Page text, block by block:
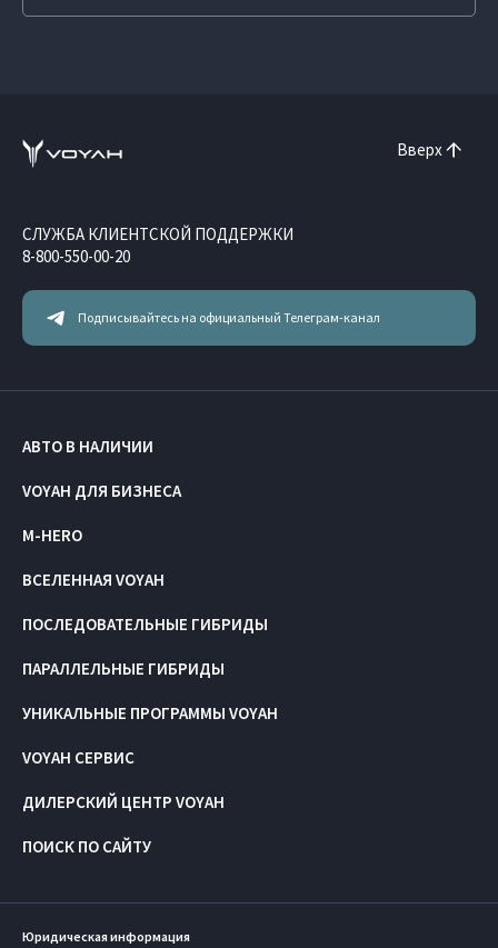
Вверх
Подписывайтесь на официальный Телеграм-канал
СЛУЖБА КЛИЕНТСКОЙ ПОДДЕРЖКИ
8-800-550-00-20
АВТО В НАЛИЧИИ
VOYAH ДЛЯ БИЗНЕСА
M-HERO
ПОИСК ПО САЙТУ
ВСЕЛЕННАЯ VOYAH
ПОСЛЕДОВАТЕЛЬНЫЕ ГИБРИДЫ
ПАРАЛЛЕЛЬНЫЕ ГИБРИДЫ
УНИКАЛЬНЫЕ ПРОГРАММЫ VOYAH
VOYAH СЕРВИС
ДИЛЕРСКИЙ ЦЕНТР VOYAH
Юридическая информация